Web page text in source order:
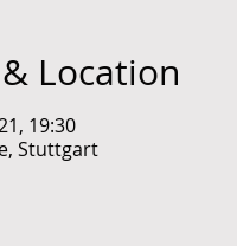
Location
19:30
Stuttgart